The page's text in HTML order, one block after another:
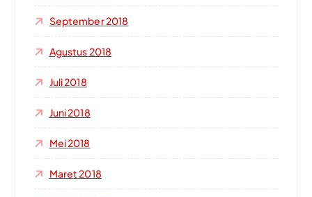
September 2018
Agustus 2018
Juli 2018
Juni 2018
Mei 2018
Maret 2018